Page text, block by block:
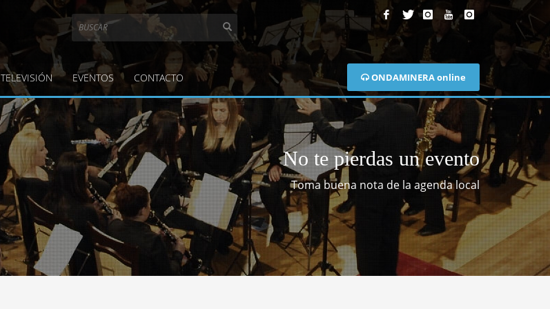
ONDAMINERA online
TELEVISIÓN EVENTOS CONTACTO
No te pierdas un evento
Toma buena nota de la agenda local